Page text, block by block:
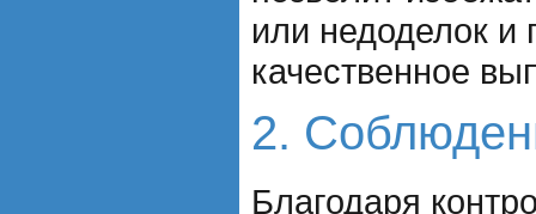
или недоделок и
качественное
2.
Благодаря